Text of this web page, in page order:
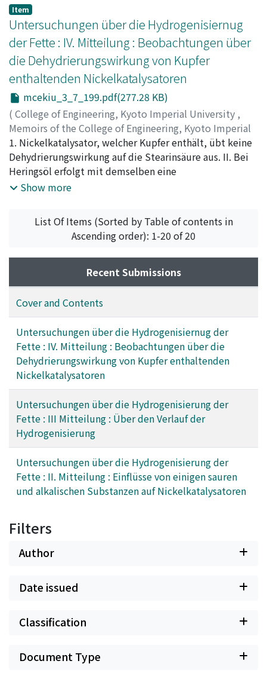
Kita, G.
Item
Untersuchungen über die Hydrogenisiernug
der Fette : IV. Mitteilung : Beobachtungen über
die Dehydrierungswirkung von Kupfer
enthaltenden Nickelkatalysatoren
mcekiu_3_7_199.pdf(277.28 KB)
( College of Engineering, Kyoto Imperial University ,
Memoirs of the College of Engineering, Kyoto Imperial
University,Volume 3,Issue 7,1925,pp.199-206)
Kita, G.;Mazume, T.;Kino, K.
1. Nickelkatalysator, welcher Kupfer enthält, übt keine
Dehydrierungswirkung auf die Stearinsäure aus. II. Bei
Heringsöl erfolgt mit demselben eine
Dehydrierungswirkung auf die Fettsäuren. III. Die
Reduktionstemperatur des Katalysators, dem
Mengenverhältnis des Kupfers und auch der Art der
Behandlung des Öles mit dem Katalysator beeinflusst.
Der bei 300-350°C reduzierte Katalysator hat selbst bei
100°C eine Dehydrierungswirkung.
Show more
List Of Items (Sorted by Table of contents in
Ascending order): 1-20 of 20
Recent Submissions
Cover and Contents
Untersuchungen über die Hydrogenisiernug der
Fette : IV. Mitteilung : Beobachtungen über die
Dehydrierungswirkung von Kupfer enthaltenden
Nickelkatalysatoren
Untersuchungen über die Hydrogenisierung der
Fette : III Mitteilung : Über den Verlauf der
Hydrogenisierung
Untersuchungen über die Hydrogenisierung der
Fette : II. Mitteilung : Einflüsse von einigen sauren
und alkalischen Substanzen auf Nickelkatalysatoren
Filters
Author
Date issued
Classification
Document Type